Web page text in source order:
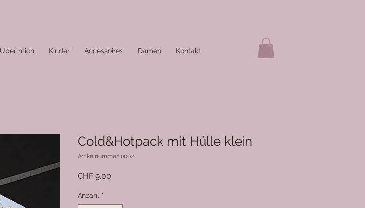
Über mich Kinder Accessoires Damen Kontakt
Cold&Hotpack mit Hülle klein
Artikelnummer: 0002
CHF 9.00
Anzahl *